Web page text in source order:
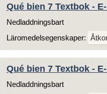
Qué bien 7 Textbok -
Nedladdningsbart
Läromedelsegenskaper:
Qué bien 7 Textbok -
Nedladdningsbart